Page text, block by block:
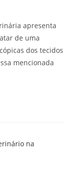
apresenta
de uma
dos tecidos
mencionada